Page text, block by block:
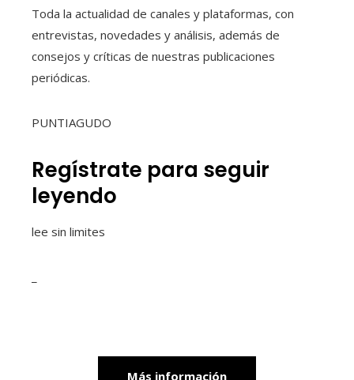
Toda la actualidad de canales y plataformas, con
entrevistas, novedades y análisis, además de
consejos y críticas de nuestras publicaciones
periódicas.
PUNTIAGUDO
Regístrate para seguir
leyendo
lee sin limites
Más información